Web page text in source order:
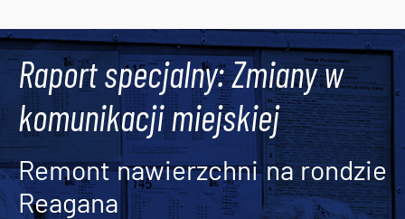
Raport specjalny: Zmiany w
komunikacji miejskiej
Remont nawierzchni na rondzie
Reagana